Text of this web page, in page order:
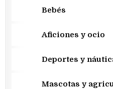
Bebés
Aficiones y ocio
Deportes y
Mascotas y